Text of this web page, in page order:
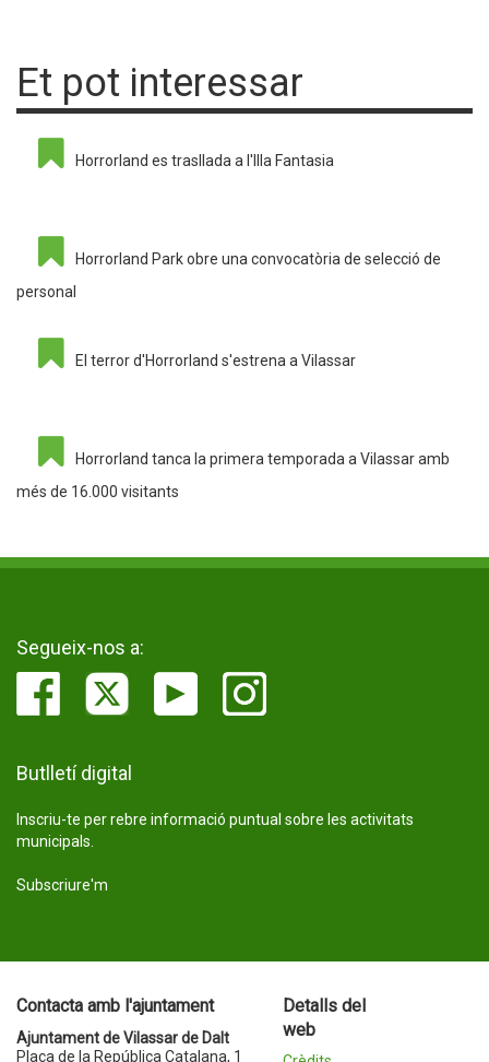
Et pot interessar
Horrorland es trasllada a l'Illa Fantasia
Horrorland Park obre una convocatòria de selecció de
personal
El terror d'Horrorland s'estrena a Vilassar
Horrorland tanca la primera temporada a Vilassar amb
més de 16.000 visitants
Segueix-nos a:
Butlletí digital
Inscriu-te per rebre informació puntual sobre les activitats
municipals.
Subscriure'm
Contacta amb l'ajuntament
Ajuntament de Vilassar de Dalt
Plaça de la República Catalana, 1
Detalls del
web